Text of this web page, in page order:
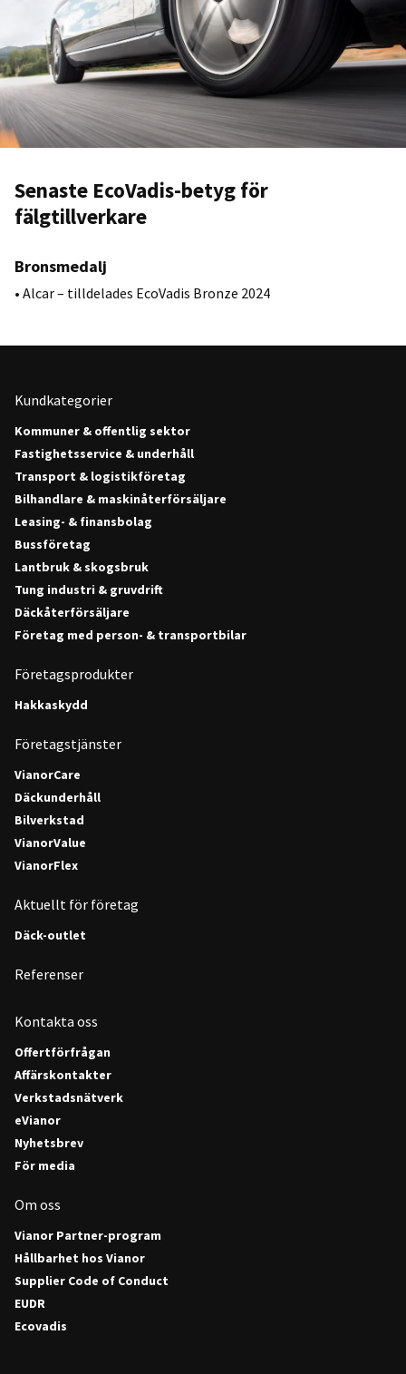
Senaste EcoVadis-betyg för
fälgtillverkare
Bronsmedalj
• Alcar – tilldelades EcoVadis Bronze 2024
Kundkategorier
Kommuner & offentlig sektor
Fastighetsservice & underhåll
Transport & logistikföretag
Bilhandlare & maskinåterförsäljare
Leasing- & finansbolag
Bussföretag
Lantbruk & skogsbruk
Tung industri & gruvdrift
Däckåterförsäljare
Företag med person- & transportbilar
Företagsprodukter
Hakkaskydd
Företagstjänster
VianorCare
Däckunderhåll
Bilverkstad
VianorValue
VianorFlex
Aktuellt för företag
Däck-outlet
Referenser
Kontakta oss
Offertförfrågan
Affärskontakter
Verkstadsnätverk
eVianor
Nyhetsbrev
För media
Om oss
Vianor Partner-program
Hållbarhet hos Vianor
Supplier Code of Conduct
EUDR
Ecovadis